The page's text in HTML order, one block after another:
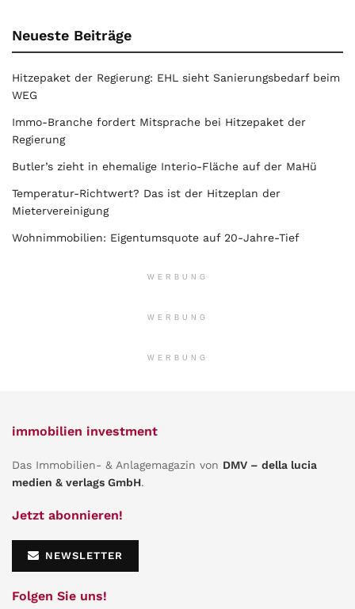
Neueste Beiträge
Hitzepaket der Regierung: EHL sieht Sanierungsbedarf beim
WEG
Immo-Branche fordert Mitsprache bei Hitzepaket der
Regierung
Butler’s zieht in ehemalige Interio-Fläche auf der MaHü
Temperatur-Richtwert? Das ist der Hitzeplan der
Mietervereinigung
Wohnimmobilien: Eigentumsquote auf 20-Jahre-Tief
WERBUNG
WERBUNG
WERBUNG
immobilien investment
Das Immobilien- & Anlagemagazin von DMV – della lucia
medien & verlags GmbH.
Jetzt abonnieren!
NEWSLETTER
Folgen Sie uns!